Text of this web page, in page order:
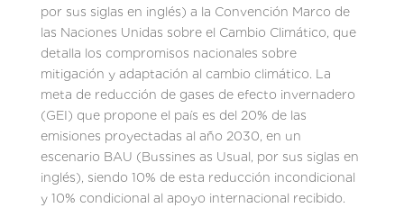
por sus siglas en inglés) a la Convención Marco de
las Naciones Unidas sobre el Cambio Climático, que
detalla los compromisos nacionales sobre
mitigación y adaptación al cambio climático. La
meta de reducción de gases de efecto invernadero
(GEI) que propone el país es del 20% de las
emisiones proyectadas al año 2030, en un
escenario BAU (Bussines as Usual, por sus siglas en
inglés), siendo 10% de esta reducción incondicional
y 10% condicional al apoyo internacional recibido.